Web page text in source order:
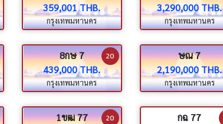
359,001 THB.
กรุงเทพมหานคร
3,290,000 THB.
กรุงเทพมหานคร
8กษ 7
439,000 THB.
กรุงเทพมหานคร
20
ษณ 7
2,190,000 THB.
กรุงเทพมหานคร
1ขฒ 77
20
กฉ 77